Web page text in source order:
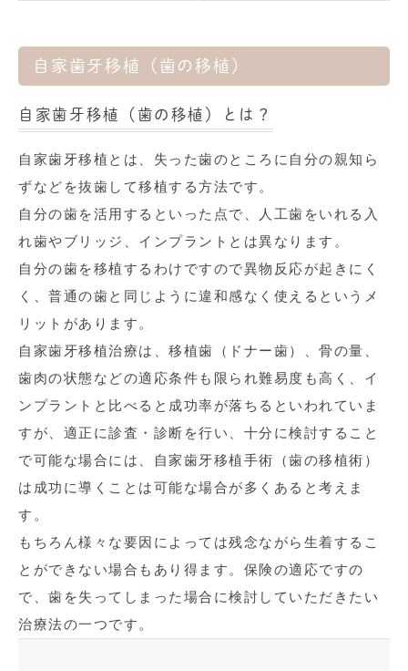
自家歯牙移植（歯の移植）
自家歯牙移植（歯の移植）とは？
自家歯牙移植とは、失った歯のところに自分の親知ら
ずなどを抜歯して移植する方法です。
自分の歯を活用するといった点で、人工歯をいれる入
れ歯やブリッジ、インプラントとは異なります。
自分の歯を移植するわけですので異物反応が起きにく
く、普通の歯と同じように違和感なく使えるというメ
リットがあります。
自家歯牙移植治療は、移植歯（ドナー歯）、骨の量、
歯肉の状態などの適応条件も限られ難易度も高く、イ
ンプラントと比べると成功率が落ちるといわれていま
すが、適正に診査・診断を行い、十分に検討すること
で可能な場合には、自家歯牙移植手術（歯の移植術）
は成功に導くことは可能な場合が多くあると考えま
す。
もちろん様々な要因によっては残念ながら生着するこ
とができない場合もあり得ます。保険の適応ですの
で、歯を失ってしまった場合に検討していただきたい
治療法の一つです。